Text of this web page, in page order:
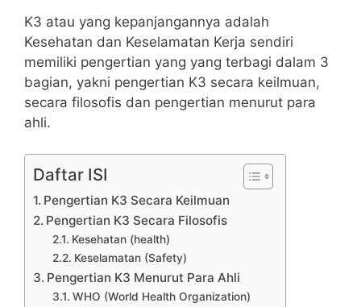
K3 atau yang kepanjangannya adalah
Kesehatan dan Keselamatan Kerja sendiri
memiliki pengertian yang yang terbagi dalam 3
bagian, yakni pengertian K3 secara keilmuan,
secara filosofis dan pengertian menurut para
ahli.
Daftar ISI
Pengertian K3 Secara Keilmuan
Pengertian K3 Secara Filosofis
Kesehatan (health)
Keselamatan (Safety)
Pengertian K3 Menurut Para Ahli
WHO (World Health Organization)